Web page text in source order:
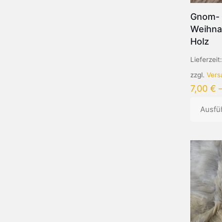
Gnom-
Holz
Lieferzeit:
zzgl.
7,00 €
Produkt
weist
mehrere
Varianten
auf.
Die
Optionen
können
auf